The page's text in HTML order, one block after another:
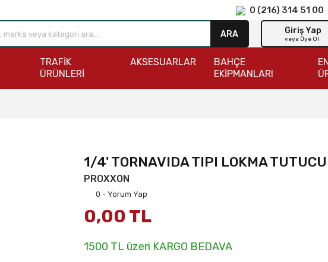
0 (216) 314 51 00
ARA Giriş Yap
veya Üye Ol
TRAFİK
ÜRÜNLERİ
AKSESUARLAR
BAHÇE
EKİPMANLARI
1/4' TORNAVIDA TIPI LOKMA TUTUCU
PROXXON
0 - Yorum Yap
0,00 TL
1500 TL üzeri KARGO BEDAVA